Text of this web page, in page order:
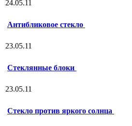
24.05.11
Антибликовое стекло
23.05.11
Стеклянные блоки
23.05.11
Стекло против яркого солнца